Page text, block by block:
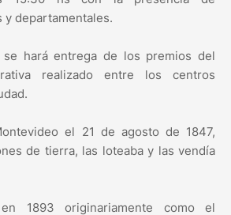
y departamentales.
hará entrega de los premios del
realizado entre los centros
el 21 de agosto de 1847,
de tierra, las loteaba y las vendía
1893 originariamente como el